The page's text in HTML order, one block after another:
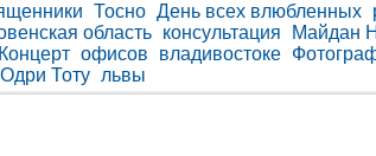
Тосно День всех влюбленных
область консультация
Майдан
Концерт офисов владивостоке
Одри Тоту львы